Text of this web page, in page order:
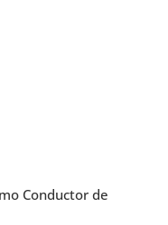
Conductor de